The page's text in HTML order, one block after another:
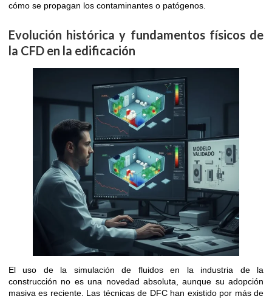
cómo se propagan los contaminantes o patógenos.
Evolución histórica y fundamentos físicos de
la CFD en la edificación
El uso de la simulación de fluidos en la industria de la
construcción no es una novedad absoluta, aunque su adopción
masiva es reciente. Las técnicas de DFC han existido por más de